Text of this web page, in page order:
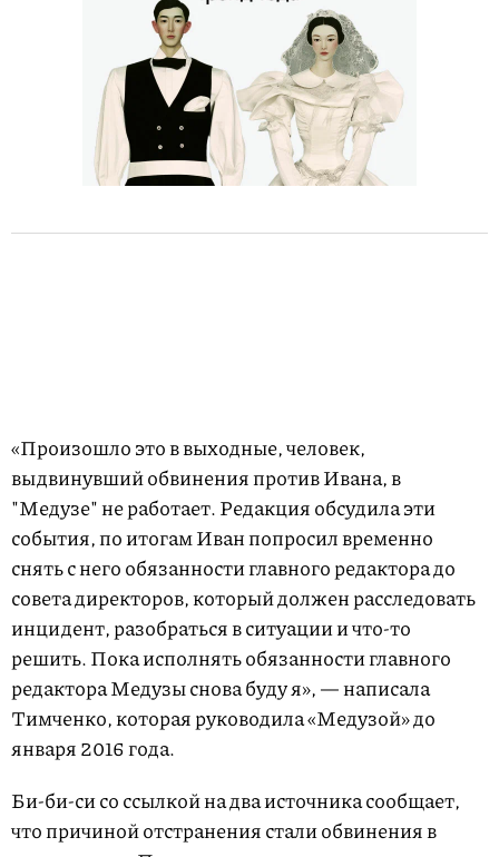
«Произошло это в выходные, человек,
выдвинувший обвинения против Ивана, в
"Медузе" не работает. Редакция обсудила эти
события, по итогам Иван попросил временно
снять с него обязанности главного редактора до
совета директоров, который должен расследовать
инцидент, разобраться в ситуации и что-то
решить. Пока исполнять обязанности главного
редактора Медузы снова буду я», — написала
Тимченко, которая руководила «Медузой» до
января 2016 года.
Би-би-си со ссылкой на два источника сообщает,
что причиной отстранения стали обвинения в